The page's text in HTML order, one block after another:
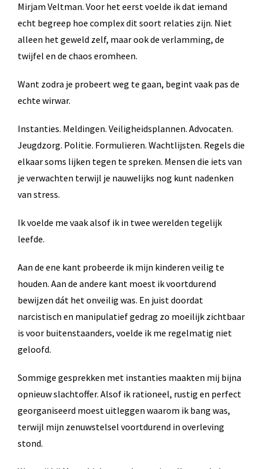
Mirjam Veltman. Voor het eerst voelde ik dat iemand
echt begreep hoe complex dit soort relaties zijn. Niet
alleen het geweld zelf, maar ook de verlamming, de
twijfel en de chaos eromheen.
Want zodra je probeert weg te gaan, begint vaak pas de
echte wirwar.
Instanties. Meldingen. Veiligheidsplannen. Advocaten.
Jeugdzorg. Politie. Formulieren. Wachtlijsten. Regels die
elkaar soms lijken tegen te spreken. Mensen die iets van
je verwachten terwijl je nauwelijks nog kunt nadenken
van stress.
Ik voelde me vaak alsof ik in twee werelden tegelijk
leefde.
Aan de ene kant probeerde ik mijn kinderen veilig te
houden. Aan de andere kant moest ik voortdurend
bewijzen dát het onveilig was. En juist doordat
narcistisch en manipulatief gedrag zo moeilijk zichtbaar
is voor buitenstaanders, voelde ik me regelmatig niet
geloofd.
Sommige gesprekken met instanties maakten mij bijna
opnieuw slachtoffer. Alsof ik rationeel, rustig en perfect
georganiseerd moest uitleggen waarom ik bang was,
terwijl mijn zenuwstelsel voortdurend in overleving
stond.